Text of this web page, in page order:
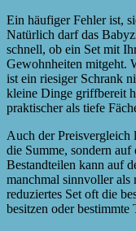
Ein häufiger Fehler ist,
Natürlich darf das
schnell, ob ein Set mit
Gewohnheiten mitgeht.
ist ein riesiger Schrank
kleine Dinge griffbereit
praktischer als tiefe
Auch der
die Summe, sondern
Bestandteilen kann auf
manchmal sinnvoller als
reduziertes Set oft die
besitzen oder bestimmte